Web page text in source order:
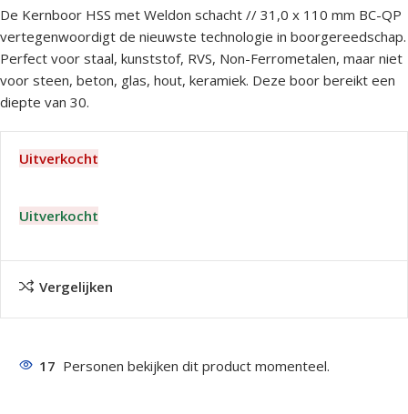
De Kernboor HSS met Weldon schacht // 31,0 x 110 mm BC-QP
vertegenwoordigt de nieuwste technologie in boorgereedschap.
Perfect voor staal, kunststof, RVS, Non-Ferrometalen, maar niet
voor steen, beton, glas, hout, keramiek. Deze boor bereikt een
diepte van 30.
Uitverkocht
Uitverkocht
Vergelijken
17 Personen bekijken dit product momenteel.